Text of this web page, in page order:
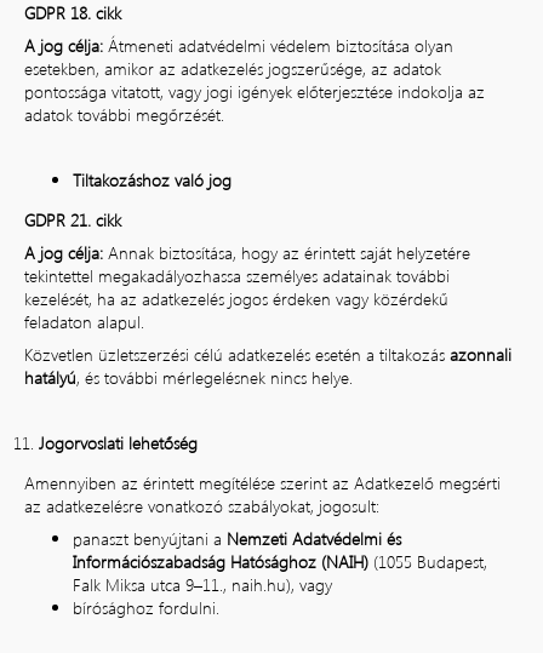
GDPR 18. cikk
A jog célja: Átmeneti adatvédelmi védelem biztosítása olyan
esetekben, amikor az adatkezelés jogszerűsége, az adatok
pontossága vitatott, vagy jogi igények előterjesztése indokolja az
adatok további megőrzését.
Tiltakozáshoz való jog
GDPR 21. cikk
A jog célja: Annak biztosítása, hogy az érintett saját helyzetére
tekintettel megakadályozhassa személyes adatainak további
kezelését, ha az adatkezelés jogos érdeken vagy közérdekű
feladaton alapul.
Közvetlen üzletszerzési célú adatkezelés esetén a tiltakozás azonnali
hatályú, és további mérlegelésnek nincs helye.
Jogorvoslati lehetőség
Amennyiben az érintett megítélése szerint az Adatkezelő megsérti
az adatkezelésre vonatkozó szabályokat, jogosult:
panaszt benyújtani a Nemzeti Adatvédelmi és
Információszabadság Hatósághoz (NAIH) (1055 Budapest,
Falk Miksa utca 9–11., naih.hu), vagy
bírósághoz fordulni.